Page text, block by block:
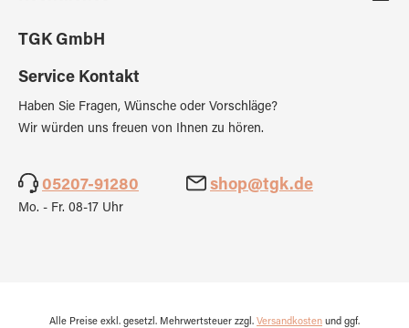
TGK GmbH
Service Kontakt
Haben Sie Fragen, Wünsche oder Vorschläge?
Wir würden uns freuen von Ihnen zu hören.
05207-91280 shop@tgk.de
Mo. - Fr. 08-17 Uhr
Alle Preise exkl. gesetzl. Mehrwertsteuer zzgl. Versandkosten und ggf.